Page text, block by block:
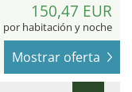
150,47 EUR
por habitación y noche
Mostrar oferta